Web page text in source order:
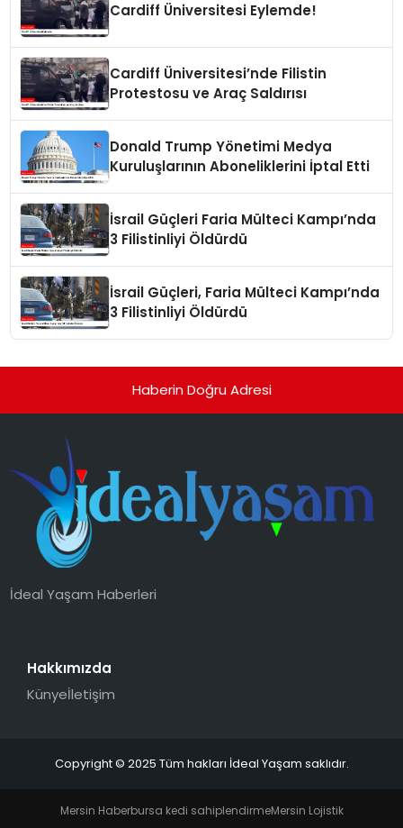
Cardiff Üniversitesi Eylemde!
Cardiff Üniversitesi’nde Filistin
Protestosu ve Araç Saldırısı
Donald Trump Yönetimi Medya
Kuruluşlarının Aboneliklerini İptal Etti
İsrail Güçleri Faria Mülteci Kampı’nda
3 Filistinliyi Öldürdü
İsrail Güçleri, Faria Mülteci Kampı’nda
3 Filistinliyi Öldürdü
Haberin Doğru Adresi
İdeal Yaşam Haberleri
Hakkımızda
Künyeİletişim
Copyright © 2025 Tüm hakları İdeal Yaşam saklıdır.
Mersin Haberbursa kedi sahiplendirmeMersin Lojistik